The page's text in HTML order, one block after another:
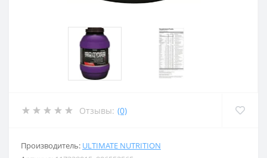
Отзывы: (0)
Производитель: ULTIMATE NUTRITION